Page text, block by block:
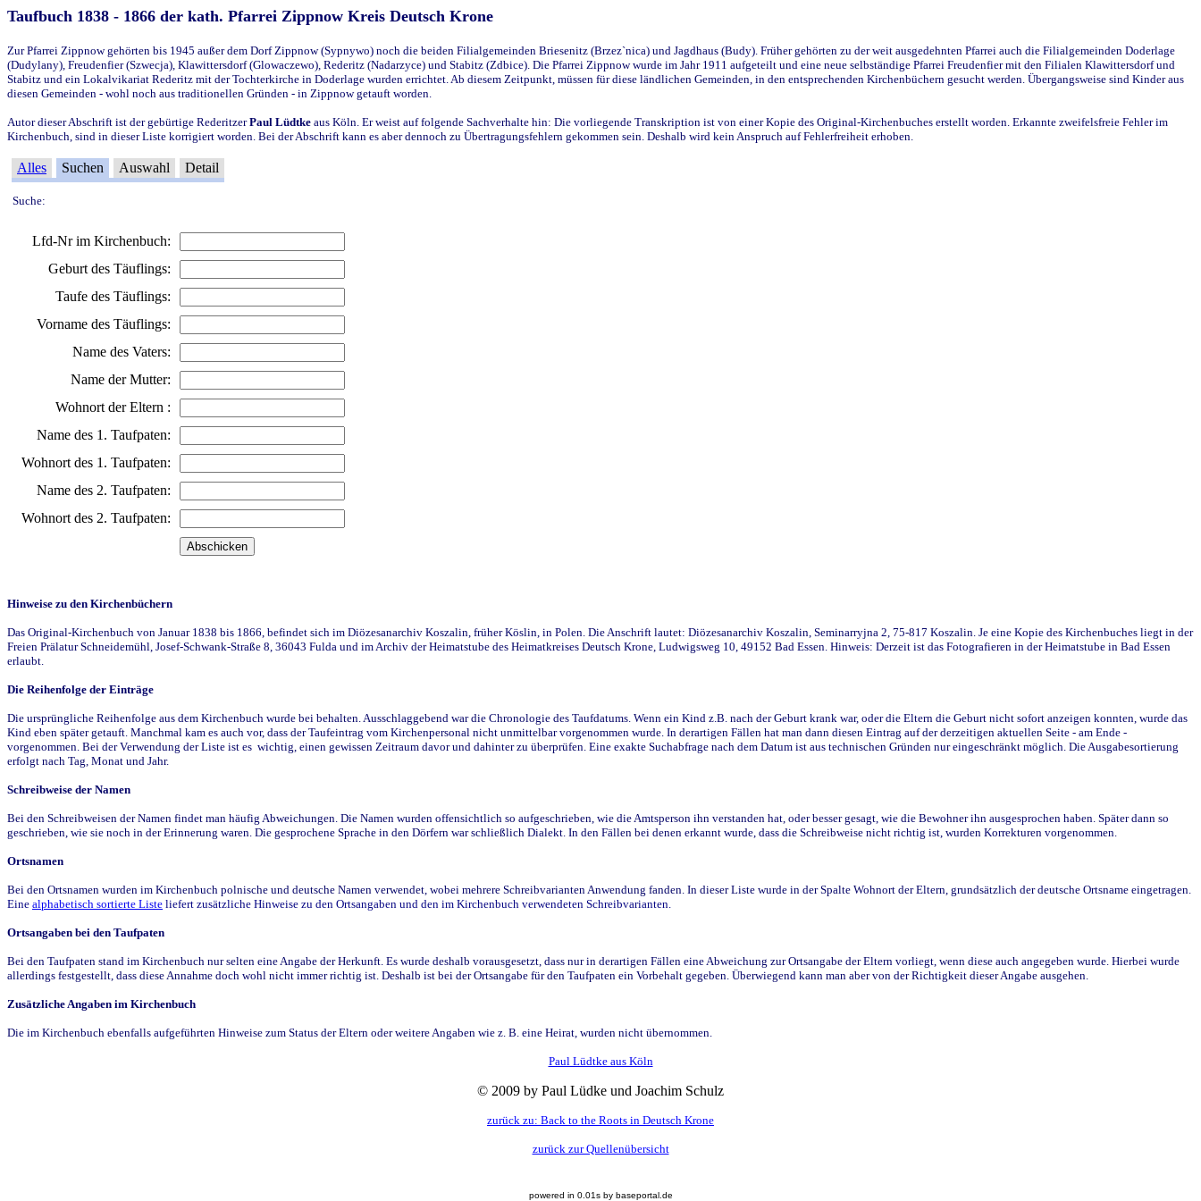
Taufbuch 1838 - 1866 der kath. Pfarrei Zippnow Kreis Deutsch Krone
Zur Pfarrei Zippnow gehörten bis 1945 außer dem Dorf Zippnow (Sypnywo) noch die beiden Filialgemeinden Briesenitz (Brzez`nica) und Jagdhaus (Budy). Früher gehörten zu der weit ausgedehnten Pfarrei auch die Filialgemeinden Doderlage
(Dudylany), Freudenfier (Szwecja), Klawittersdorf (Glowaczewo), Rederitz (Nadarzyce) und Stabitz (Zdbice). Die Pfarrei Zippnow wurde im Jahr 1911 aufgeteilt und eine neue selbständige Pfarrei Freudenfier mit den Filialen Klawittersdorf und
Stabitz und ein Lokalvikariat Rederitz mit der Tochterkirche in Doderlage wurden errichtet. Ab diesem Zeitpunkt, müssen für diese ländlichen Gemeinden, in den entsprechenden Kirchenbüchern gesucht werden. Übergangsweise sind Kinder aus
diesen Gemeinden - wohl noch aus traditionellen Gründen - in Zippnow getauft worden.
Autor dieser Abschrift ist der gebürtige RederitzerPaul Lüdtke aus Köln. Er weist auf folgende Sachverhalte hin: Die vorliegende Transkription ist von einer Kopie des Original-Kirchenbuches erstellt worden. Erkannte zweifelsfreie Fehler im
Kirchenbuch, sind in dieser Liste korrigiert worden. Bei der Abschrift kann es aber dennoch zu Übertragungsfehlern gekommen sein. Deshalb wird kein Anspruch auf Fehlerfreiheit erhoben.
Alles Suchen Auswahl Detail
Suche:
Lfd-Nr im Kirchenbuch:
Geburt des Täuflings:
Taufe des Täuflings:
Vorname des Täuflings:
Name des Vaters:
Name der Mutter:
Wohnort der Eltern :
Name des 1. Taufpaten:
Wohnort des 1. Taufpaten:
Name des 2. Taufpaten:
Wohnort des 2. Taufpaten:
Hinweise zu den Kirchenbüchern
Das Original-Kirchenbuch von Januar 1838 bis 1866, befindet sich im Diözesanarchiv Koszalin, früher Köslin, in Polen. Die Anschrift lautet: Diözesanarchiv Koszalin, Seminarryjna 2, 75-817 Koszalin. Je eine Kopie des Kirchenbuches liegt in der
Freien Prälatur Schneidemühl, Josef-Schwank-Straße 8, 36043 Fulda und im Archiv der Heimatstube des Heimatkreises Deutsch Krone, Ludwigsweg 10, 49152 Bad Essen. Hinweis: Derzeit ist das Fotografieren in der Heimatstube in Bad Essen
erlaubt.
Die Reihenfolge der Einträge
Die ursprüngliche Reihenfolge aus dem Kirchenbuch wurde bei behalten. Ausschlaggebend war die Chronologie des Taufdatums. Wenn ein Kind z.B. nach der Geburt krank war, oder die Eltern die Geburt nicht sofort anzeigen konnten, wurde das
Kind eben später getauft. Manchmal kam es auch vor, dass der Taufeintrag vom Kirchenpersonal nicht unmittelbar vorgenommen wurde. In derartigen Fällen hat man dann diesen Eintrag auf der derzeitigen aktuellen Seite - am Ende -
vorgenommen. Bei der Verwendung der Liste ist es wichtig, einen gewissen Zeitraum davor und dahinter zu überprüfen. Eine exakte Suchabfrage nach dem Datum ist aus technischen Gründen nur eingeschränkt möglich. Die Ausgabesortierung
erfolgt nach Tag, Monat und Jahr.
Schreibweise der Namen
Bei den Schreibweisen der Namen findet man häufig Abweichungen. Die Namen wurden offensichtlich so aufgeschrieben, wie die Amtsperson ihn verstanden hat, oder besser gesagt, wie die Bewohner ihn ausgesprochen haben. Später dann so
geschrieben, wie sie noch in der Erinnerung waren. Die gesprochene Sprache in den Dörfern war schließlich Dialekt. In den Fällen bei denen erkannt wurde, dass die Schreibweise nicht richtig ist, wurden Korrekturen vorgenommen.
Ortsnamen
Bei den Ortsnamen wurden im Kirchenbuch polnische und deutsche Namen verwendet, wobei mehrere Schreibvarianten Anwendung fanden. In dieser Liste wurde in der Spalte Wohnort der Eltern, grundsätzlich der deutsche Ortsname eingetragen.
Eine alphabetisch sortierte Liste liefert zusätzliche Hinweise zu den Ortsangaben und den im Kirchenbuch verwendeten Schreibvarianten.
Ortsangaben bei den Taufpaten
Bei den Taufpaten stand im Kirchenbuch nur selten eine Angabe der Herkunft. Es wurde deshalb vorausgesetzt, dass nur in derartigen Fällen eine Abweichung zur Ortsangabe der Eltern vorliegt, wenn diese auch angegeben wurde. Hierbei wurde
allerdings festgestellt, dass diese Annahme doch wohl nicht immer richtig ist. Deshalb ist bei der Ortsangabe für den Taufpaten ein Vorbehalt gegeben. Überwiegend kann man aber von der Richtigkeit dieser Angabe ausgehen.
Zusätzliche Angaben im Kirchenbuch
Die im Kirchenbuch ebenfalls aufgeführten Hinweise zum Status der Eltern oder weitere Angaben wie z. B. eine Heirat, wurden nicht übernommen.
Paul Lüdtke aus Köln
© 2009 by Paul Lüdke und Joachim Schulz
zurück zu: Back to the Roots in Deutsch Krone
zurück zur Quellenübersicht
powered in 0.01s by baseportal.de